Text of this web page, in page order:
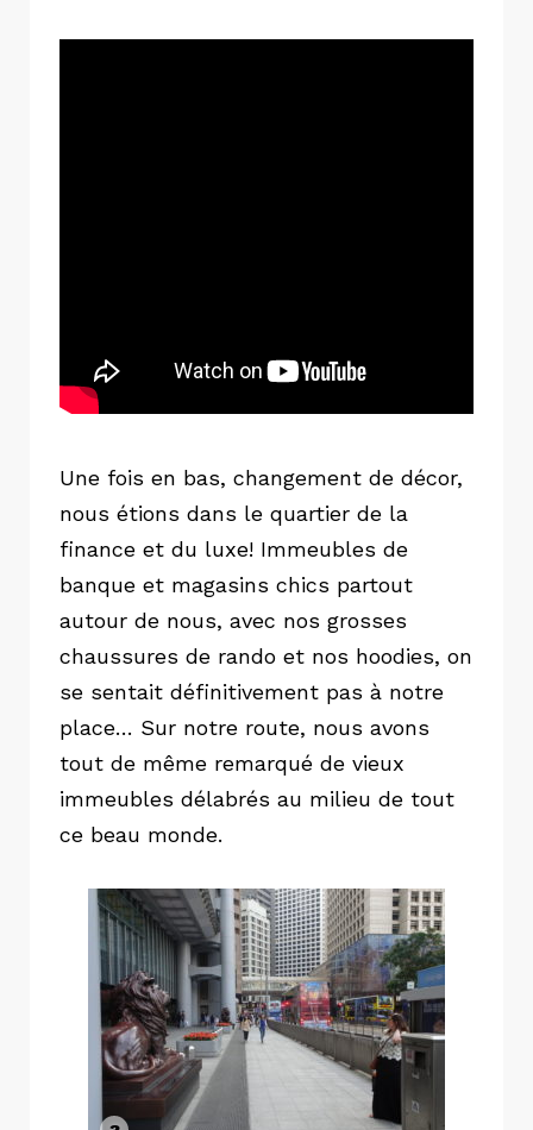
Une fois en bas, changement de décor,
nous étions dans le quartier de la
finance et du luxe! Immeubles de
banque et magasins chics partout
autour de nous, avec nos grosses
chaussures de rando et nos hoodies, on
se sentait définitivement pas à notre
place… Sur notre route, nous avons
tout de même remarqué de vieux
immeubles délabrés au milieu de tout
ce beau monde.